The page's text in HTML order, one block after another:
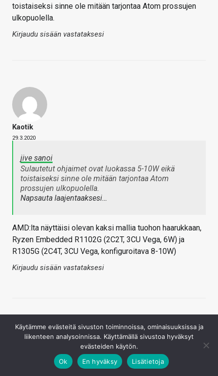
toistaiseksi sinne ole mitään tarjontaa Atom prossujen
ulkopuolella.
Kirjaudu sisään vastataksesi
Kaotik
29.3.2020
jive sanoi
Sulautetut ohjaimet ovat luokassa 5-10W eikä
toistaiseksi sinne ole mitään tarjontaa Atom
prossujen ulkopuolella.
Napsauta laajentaaksesi…
AMD:lta näyttäisi olevan kaksi mallia tuohon haarukkaan,
Ryzen Embedded R1102G (2C2T, 3CU Vega, 6W) ja
R1305G (2C4T, 3CU Vega, konfiguroitava 8-10W)
Kirjaudu sisään vastataksesi
Kommentoi uutista tai artikkelia foorumilla
(Kommentointi sivuston puolella toistakseksi pois
Lähetä palautetta / raportoi kirjoitusvirheestä
Käytämme evästeitä sivuston toiminnoissa, ominaisuuksissa ja
liikenteen analysoinnissa. Käyttämällä sivustoa hyväksyt
evästeiden käytön.
Ok
En hyväksy Lisätietoja